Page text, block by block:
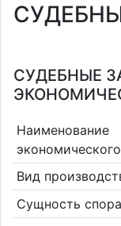
СУДЕБНЫЕ
Наименование
Вид
Сущность спора